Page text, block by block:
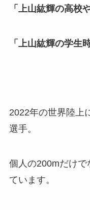
「上山紘輝の高校
「上山紘輝の学生
2022年の世界陸上
選手。
個人の200mだけ
ています。